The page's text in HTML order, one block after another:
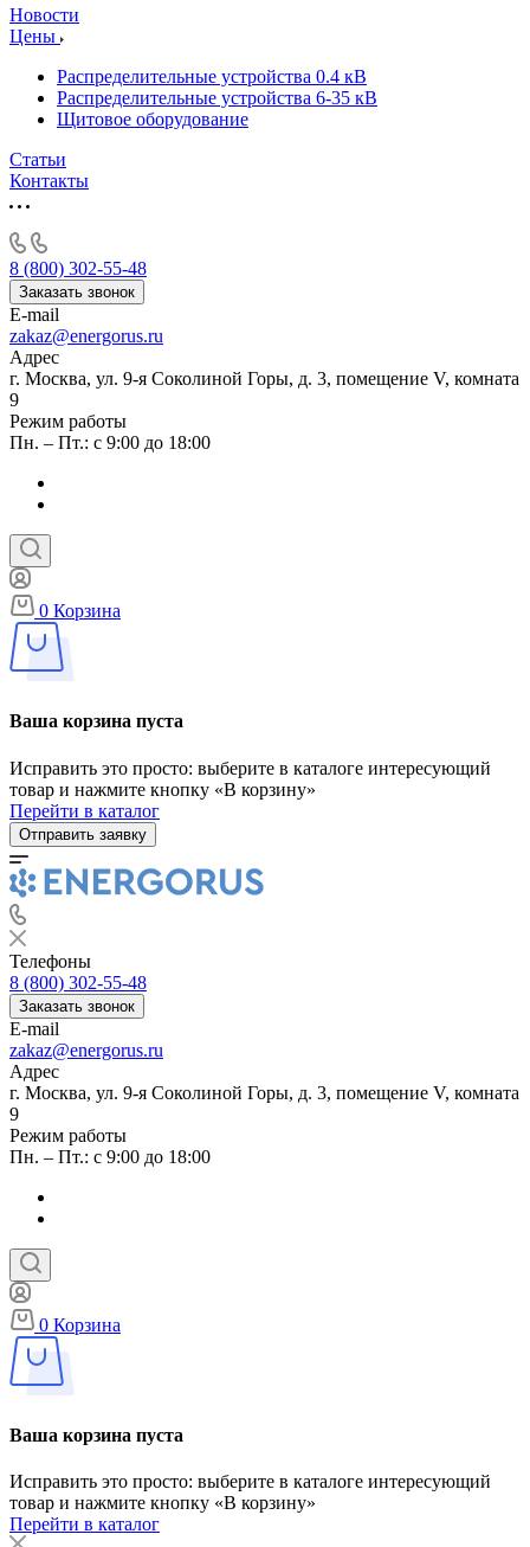
Новости
Цены
Распределительные устройства 0.4 кВ
Распределительные устройства 6-35 кВ
Щитовое оборудование
Статьи
Контакты
8 (800) 302-55-48
Заказать звонок
E-mail
zakaz@energorus.ru
Адрес
г. Москва, ул. 9-я Соколиной Горы, д. 3, помещение V, комната
9
Режим работы
Пн. – Пт.: с 9:00 до 18:00
0 Корзина
Ваша корзина пуста
Исправить это просто: выберите в каталоге интересующий
товар и нажмите кнопку «В корзину»
Перейти в каталог
Отправить заявку
Телефоны
8 (800) 302-55-48
Заказать звонок
E-mail
zakaz@energorus.ru
Адрес
г. Москва, ул. 9-я Соколиной Горы, д. 3, помещение V, комната
9
Режим работы
Пн. – Пт.: с 9:00 до 18:00
0 Корзина
Ваша корзина пуста
Исправить это просто: выберите в каталоге интересующий
товар и нажмите кнопку «В корзину»
Перейти в каталог